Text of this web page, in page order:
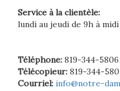
Service à la clientèle:
lundi au jeudi de 9h à
Téléphone: 819-344-5806
Télécopieur: 819-344-
Courriel: info@notre-